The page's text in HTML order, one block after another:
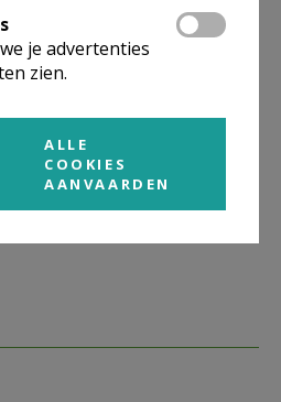
je advertenties
zien.
ALLE
COOKIES
AANVAARDEN